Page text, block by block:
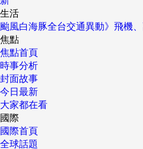
生活
颱風白海豚全台交通異動》飛機
焦點
焦點首頁
時事分析
封面故事
今日最新
大家都在看
國際
國際首頁
全球話題